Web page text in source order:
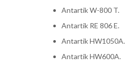
Antartik W-800 T.
Antartik RE 806 E.
Antartik HW1050A.
Antartik HW600A.